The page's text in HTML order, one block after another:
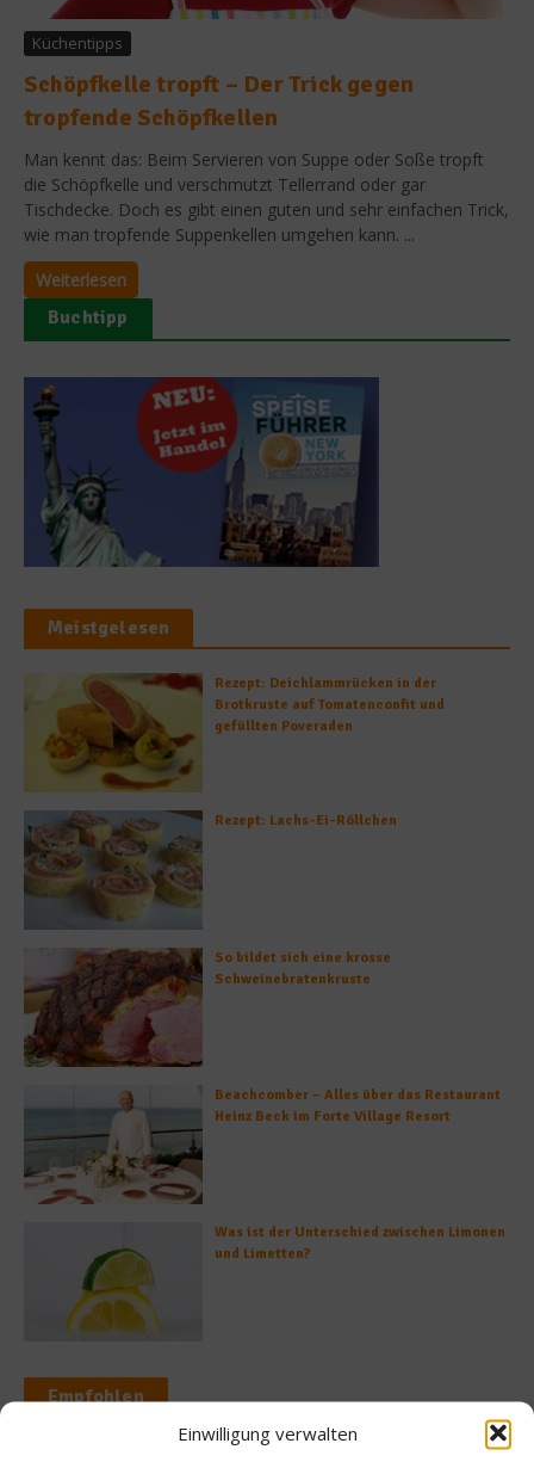
Einwilligung verwalten
Küchentipps
Schöpfkelle tropft – Der Trick gegen
tropfende Schöpfkellen
Man kennt das: Beim Servieren von Suppe oder Soße tropft
die Schöpfkelle und verschmutzt Tellerrand oder gar
Tischdecke. Doch es gibt einen guten und sehr einfachen Trick,
wie man tropfende Suppenkellen umgehen kann. ...
Weiterlesen
Buchtipp
Meistgelesen
Rezept: Deichlammrücken in der
Brotkruste auf Tomatenconfit und
gefüllten Poveraden
Rezept: Lachs-Ei-Röllchen
So bildet sich eine krosse
Schweinebratenkruste
Beachcomber – Alles über das Restaurant
Heinz Beck im Forte Village Resort
Was ist der Unterschied zwischen Limonen
und Limetten?
Empfohlen